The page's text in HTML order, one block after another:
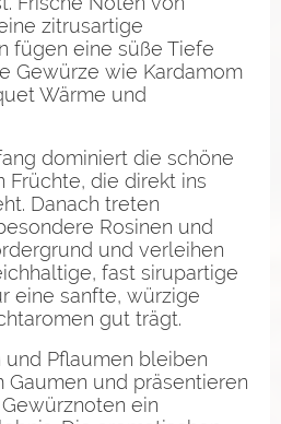
zitrusartige
fügen eine süße Tiefe
Gewürze wie Kardamom
Wärme und
dominiert die schöne
Früchte, die direkt ins
Danach treten
Rosinen und
und verleihen
fast sirupartige
eine sanfte, würzige
gut trägt.
und Pflaumen bleiben
und präsentieren
ein